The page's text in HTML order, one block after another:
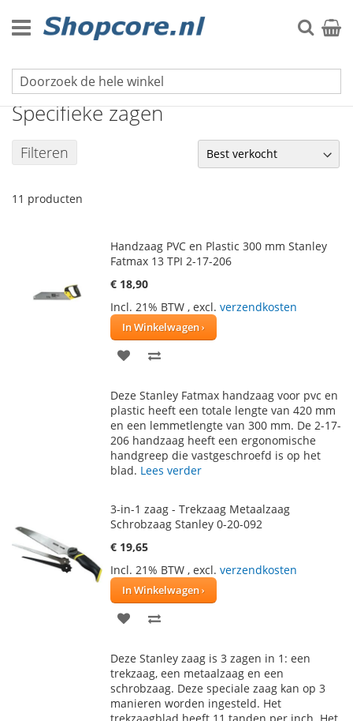
naar
de
Zoek
Zagen
Specifieke zagen
Filteren
11 producten
Handzaag PVC en Plastic 300 mm Stanley
Fatmax 13 TPI 2-17-206
€ 18,90
Incl. 21% BTW , excl. verzendkosten
In Winkelwagen
VOEG
AAN
VERLANGLIJST
TE
VERGELIJKEN
Deze Stanley Fatmax handzaag voor pvc en
plastic heeft een totale lengte van 420 mm
en een lemmetlengte van 300 mm. De 2-17-
206 handzaag heeft een ergonomische
handgreep die vastgeschroefd is op het
blad. Lees verder
3-in-1 zaag - Trekzaag Metaalzaag
Schrobzaag Stanley 0-20-092
€ 19,65
Incl. 21% BTW , excl. verzendkosten
In Winkelwagen
VOEG
AAN
VERLANGLIJST
TE
VERGELIJKEN
Deze Stanley zaag is 3 zagen in 1: een
trekzaag, een metaalzaag en een
schrobzaag. Deze speciale zaag kan op 3
manieren worden ingesteld. Het